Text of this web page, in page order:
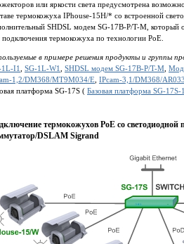
или яркости света предусмотрена
термокожуха IPhouse-15H/* со встроенной
SHDSL модем SG-17B-P/T-M, который
подключения термокожуха по технологии PoE.
в примере решения продукты и группы
1L-I1
SG-1L-W1 SHDSL модем SG-17B-P/T-M
1,2/DM368/MT9M034/E IPcam-3,1/DM368/
платформа SG-17S ( Базовая платформа SG-
термокожухов PoE со светодиодной
DSLAM Sigrand